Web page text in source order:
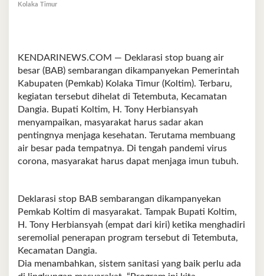
Kolaka Timur
KENDARINEWS.COM — Deklarasi stop buang air
besar (BAB) sembarangan dikampanyekan Pemerintah
Kabupaten (Pemkab) Kolaka Timur (Koltim). Terbaru,
kegiatan tersebut dihelat di Tetembuta, Kecamatan
Dangia. Bupati Koltim, H. Tony Herbiansyah
menyampaikan, masyarakat harus sadar akan
pentingnya menjaga kesehatan. Terutama membuang
air besar pada tempatnya. Di tengah pandemi virus
corona, masyarakat harus dapat menjaga imun tubuh.
Deklarasi stop BAB sembarangan dikampanyekan
Pemkab Koltim di masyarakat. Tampak Bupati Koltim,
H. Tony Herbiansyah (empat dari kiri) ketika menghadiri
seremolial penerapan program tersebut di Tetembuta,
Kecamatan Dangia.
Dia menambahkan, sistem sanitasi yang baik perlu ada